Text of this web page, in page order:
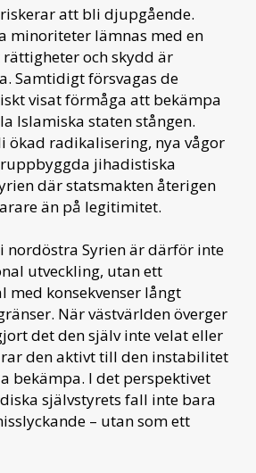
riskerar att bli djupgående.
minoriteter lämnas med en
och skydd är
Samtidigt försvagas de
visat förmåga att bekämpa
Islamiska staten stången.
ökad radikalisering, nya vågor
jihadistiska
där statsmakten återigen
än på legitimitet.
nordöstra Syrien är därför inte
utveckling, utan ett
med konsekvenser långt
När västvärlden överger
det den själv inte velat eller
den aktivt till den instabilitet
bekämpa. I det perspektivet
självstyrets fall inte bara
– utan som ett